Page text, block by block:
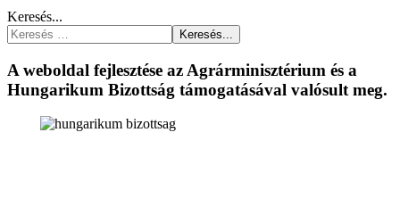
Keresés...
Keresés...
A weboldal fejlesztése az Agrárminisztérium és a
Hungarikum Bizottság támogatásával valósult meg.